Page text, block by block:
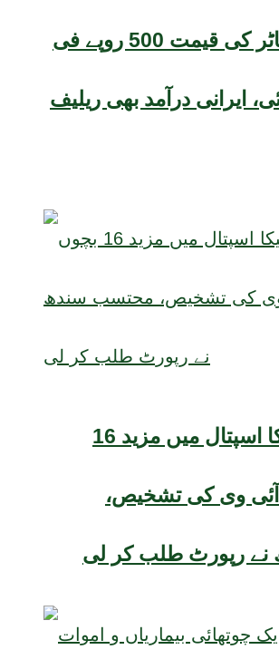
کراچی میں ٹماٹر کی قیمت 500 روپے فی
ایرانی درآمد بھی ریلیف
کراچی کے ولیکا اسپتال میں مزید 16
آئی وی کی تشخیص،
رپورٹ طلب کر لی